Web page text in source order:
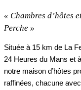
« Chambres d’hôtes
Perche »
Située à 15 km de La
24 Heures du Mans et
notre maison d’hôtes
raffinées, chacune